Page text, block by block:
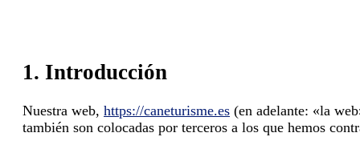
1. Introducción
Nuestra web, https://caneturisme.es (en adelante: «la
también son colocadas por terceros a los que hemos